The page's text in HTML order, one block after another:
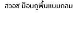
สวอช ม็อบถูพื้นแบบกลม